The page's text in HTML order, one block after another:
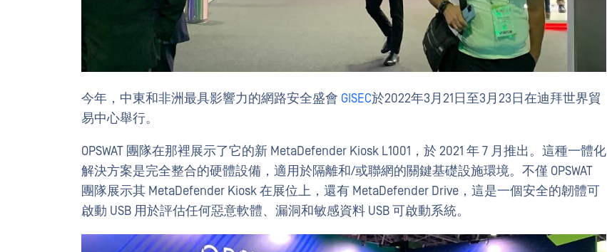
今年，中東和非洲最具影響力的網路安全盛會 GISEC於2022年3月21日至3月23日在迪拜世界貿
易中心舉行。
OPSWAT 團隊在那裡展示了它的新 MetaDefender Kiosk L1001，於 2021 年 7 月推出。這種一體化
解決方案是完全整合的硬體設備，適用於隔離和/或聯網的關鍵基礎設施環境。不僅 OPSWAT
團隊展示其 MetaDefender Kiosk 在展位上，還有 MetaDefender Drive，這是一個安全的韌體可
啟動 USB 用於評估任何惡意軟體、漏洞和敏感資料 USB 可啟動系統。